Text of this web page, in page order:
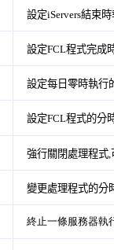
設定iServers結束時
設定FCL程式完成
設定每日零時執行
設定FCL程式的分
強行關閉處理程式,
變更處理程式的分
終止一條服務器執